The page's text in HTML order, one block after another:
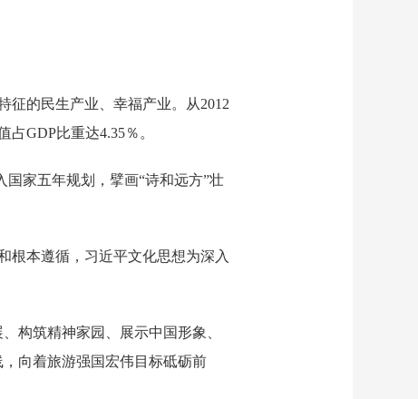
征的民生产业、幸福产业。从2012
GDP比重达4.35％。
家五年规划，擘画“诗和远方”壮
根本遵循，习近平文化思想为深入
构筑精神家园、展示中国形象、
向着旅游强国宏伟目标砥砺前